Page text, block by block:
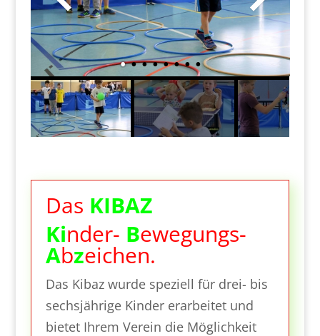
Das KIBAZ
Kinder- Bewegungs-
Abzeichen.
Das Kibaz wurde speziell für drei- bis
sechsjährige Kinder erarbeitet und
bietet Ihrem Verein die Möglichkeit